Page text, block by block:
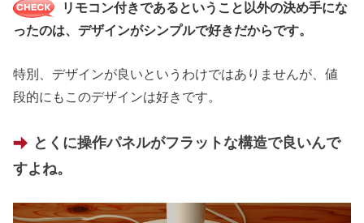
リモコン付きであるということ以外の決め手にな
ったのは、デザインがシンプルで好きだからです。
特別、デザインが良いというわけではありませんが、値
段的にもこのデザインは好きです。
とくに操作パネルがフラットな構造で良いんで
すよね。